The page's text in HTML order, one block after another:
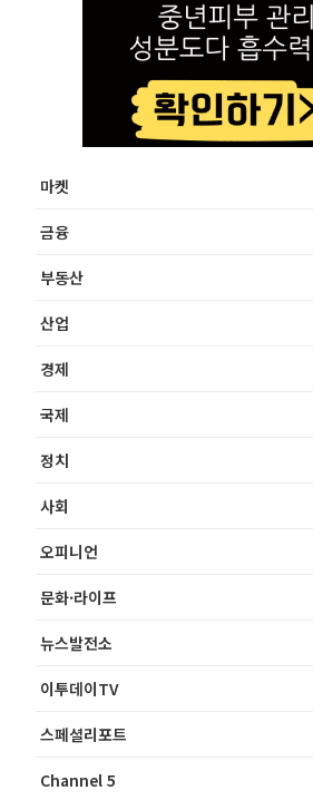
마켓
금융
부동산
산업
경제
국제
정치
사회
오피니언
문화·라이프
뉴스발전소
이투데이TV
스페셜리포트
Channel 5